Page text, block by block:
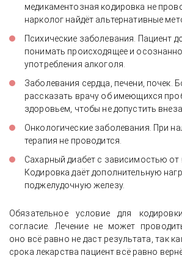
медикаментозная кодировка не
нарколог найдёт альтернативные
Психические заболевания. Пациент
понимать происходящее и
употребления алкоголя.
Заболевания сердца, печени, почек.
рассказать врачу об имеющихся
здоровьем, чтобы не допустить
Онкологические заболевания. При
терапия не проводится.
Сахарный диабет с зависимостью от
Кодировка даёт дополнительную
поджелудочную железу.
Обязательное условие для
согласие. Лечение не может
оно всё равно не даст результата, так
срока лекарства пациент всё равно